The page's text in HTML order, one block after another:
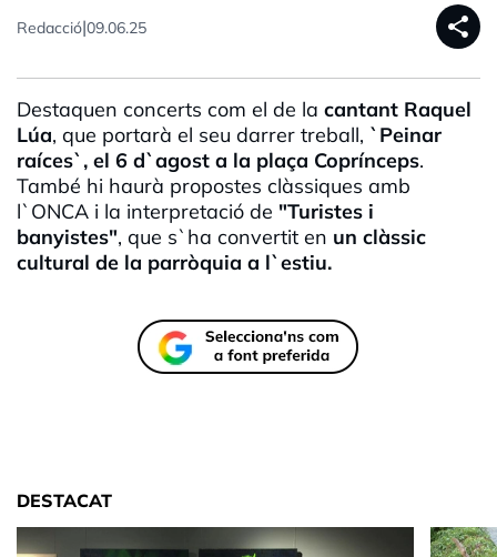
Redacció|09.06.25 share
Destaquen concerts com el de la cantant Raquel
Lúa, que portarà el seu darrer treball, `Peinar
raíces`, el 6 d`agost a la plaça Coprínceps.
També hi haurà propostes clàssiques amb
l`ONCA i la interpretació de "Turistes i
banyistes", que s`ha convertit en un clàssic
cultural de la parròquia a l`estiu.
DESTACAT